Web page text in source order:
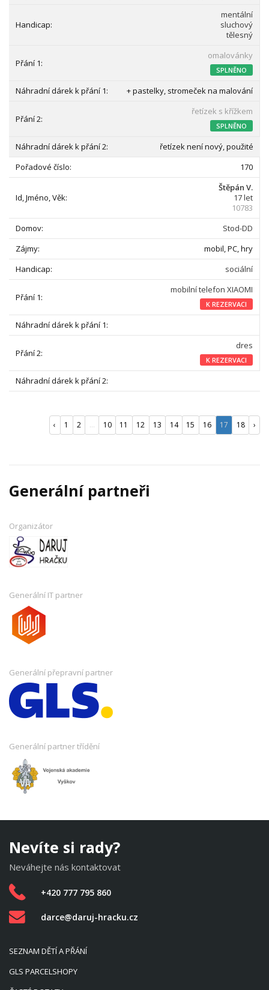
mentální
sluchový
tělesný
omalovánky
SPLNĚNO
+ pastelky, stromeček na malování
řetízek s křížkem
SPLNĚNO
řetízek není nový, použité
170
Štěpán V.
17 let
10783
Stod-DD
mobil, PC, hry
sociální
mobilní telefon XIAOMI
K REZERVACI
dres
K REZERVACI
‹ 1 2 ... 10 11 12 13 14 15 16 17 18 ›
Generální partneři
Organizátor
Generální IT partner
Generální přepravní partner
Generální partner třídění
Nevíte si rady?
Neváhejte nás kontaktovat
+420 777 795 860
darce@daruj-hracku.cz
SEZNAM DĚTÍ A PŘÁNÍ
GLS PARCELSHOPY